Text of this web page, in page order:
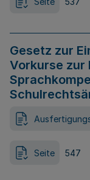
Gesetz zur
Vorkurse zur
Seite 547